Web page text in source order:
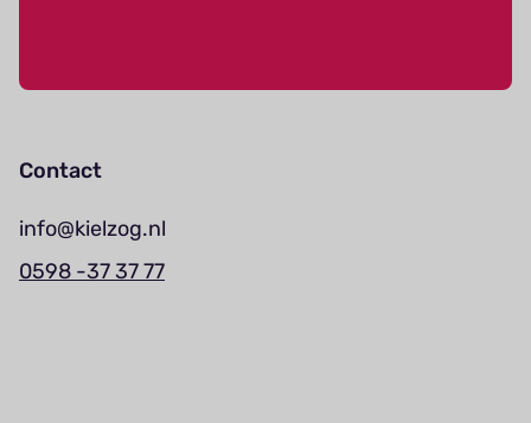
Contact
info@kielzog.nl
0598 -37 37 77